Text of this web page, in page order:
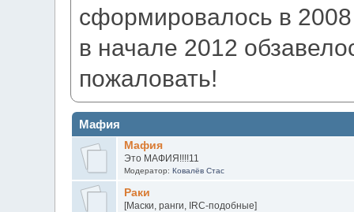
сформировалось в
в начале 2012
пожаловать!
Мафия
Мафия
Это МАФИЯ!!!!11
Модератор:Ковалёв Стас
Раки
[Маски, ранги, IRC-подобные]